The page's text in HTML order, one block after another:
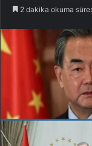
2 dakika okuma